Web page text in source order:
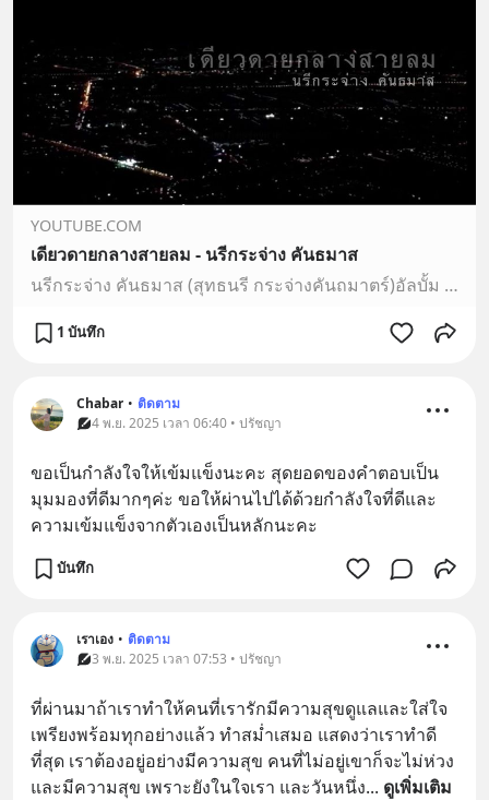
YOUTUBE.COM
เดียวดายกลางสายลม - นรีกระจ่าง คันธมาส
นรีกระจ่าง คันธมาส (สุทธนรี กระจ่างคันถมาตร์)อัลบั้ม ราชินีพระจันทร์ ปีพ.ศ.2537คำร้อง - ชวิณี เกษบุญชูทำนอง - ศุภกิจ เทพวรวุฒิเรียบเรียง - นิติธร ยุวจิตติบิ…
1 บันทึก
Chabar • ติดตาม
4 พ.ย. 2025 เวลา 06:40 • ปรัชญา
ขอเป็นกำลังใจให้เข้มแข็งนะคะ สุดยอดของคำตอบเป็น
มุมมองที่ดีมากๆค่ะ ขอให้ผ่านไปได้ด้วยกำลังใจที่ดีและ
ความเข้มแข็งจากตัวเองเป็นหลักนะคะ
บันทึก
เราเอง • ติดตาม
3 พ.ย. 2025 เวลา 07:53 • ปรัชญา
ที่ผ่านมาถ้าเราทำให้คนที่เรารักมีความสุขดูแลและใส่ใจ
เพรียงพร้อมทุกอย่างแล้ว ทำสม่ำเสมอ แสดงว่าเราทำดี
ที่สุด เราต้องอยู่อย่างมีความสุข คนที่ไม่อยู่เขาก็จะไม่ห่วง
และมีความสุข เพราะยังในใจเรา และวันหนึ่ง... ดูเพิ่มเติม